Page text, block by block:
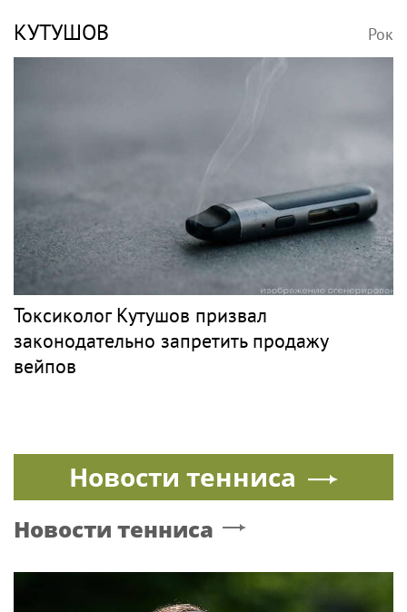
КУТУШОВ Рок
Токсиколог Кутушов призвал
законодательно запретить продажу
вейпов
Новости тенниса
Новости тенниса